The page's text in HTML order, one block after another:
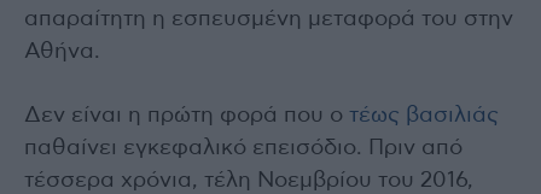
απαραίτητη η εσπευσμένη μεταφορά του στην
Αθήνα.
Δεν είναι η πρώτη φορά που ο τέως βασιλιάς
παθαίνει εγκεφαλικό επεισόδιο. Πριν από
τέσσερα χρόνια, τέλη Νοεμβρίου του 2016,